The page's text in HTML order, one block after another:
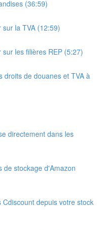
(36:59)
la TVA (12:59)
les filières REP (5:27)
droits de douanes et TVA à
directement dans les
de stockage d'Amazon
depuis votre stock